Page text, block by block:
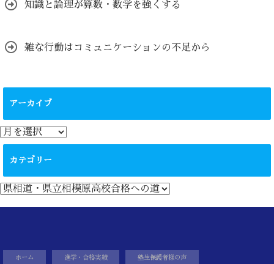
知識と論理が算数・数学を強くする
雑な行動はコミュニケーションの不足から
アーカイブ
ア
ー
カテゴリー
カ
テ
ゴ
ホーム 進学・合格実績 塾生保護者様の声